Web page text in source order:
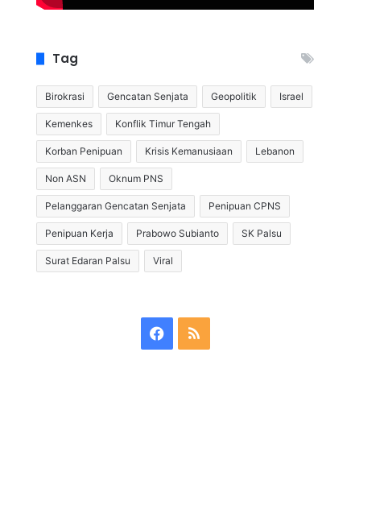
Tag
Birokrasi Gencatan Senjata Geopolitik Israel
Kemenkes Konflik Timur Tengah
Korban Penipuan Krisis Kemanusiaan Lebanon
Non ASN Oknum PNS
Pelanggaran Gencatan Senjata Penipuan CPNS
Penipuan Kerja Prabowo Subianto SK Palsu
Surat Edaran Palsu Viral
Facebook
RSS